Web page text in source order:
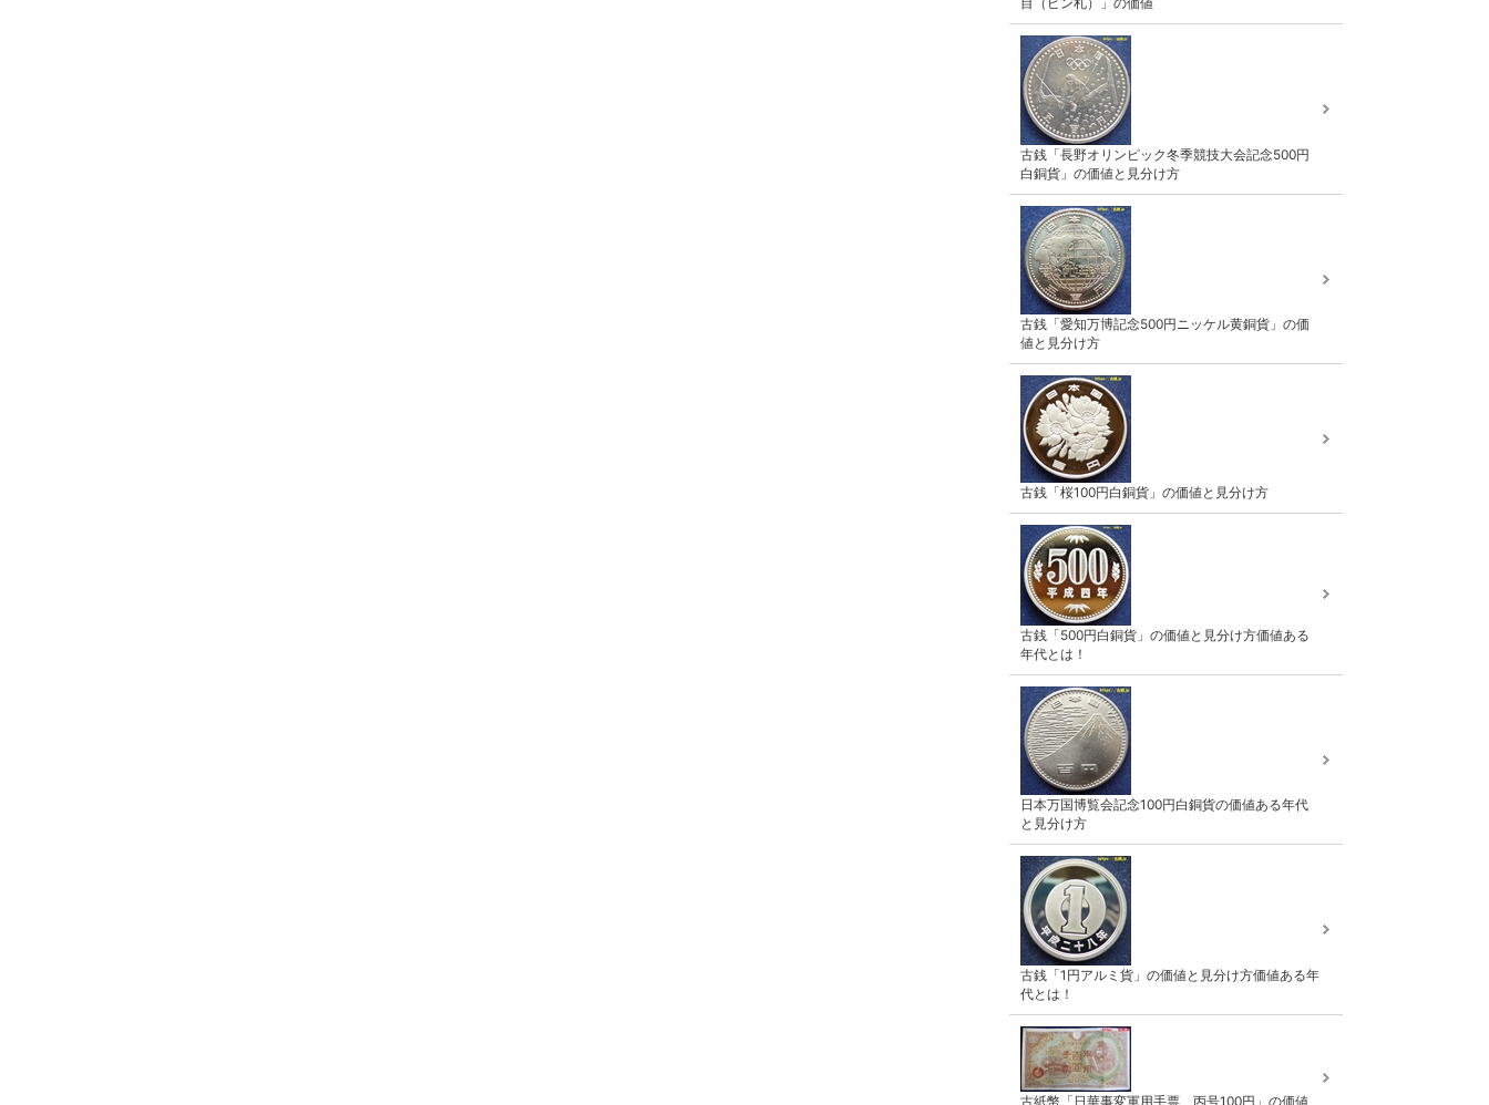
古銭「長野オリンピック冬季競技大会記念500円
白銅貨」の価値と見分け方
古銭「愛知万博記念500円ニッケル黄銅貨」の価
値と見分け方
古銭「桜100円白銅貨」の価値と見分け方
古銭「500円白銅貨」の価値と見分け方価値ある
年代とは！
日本万国博覧会記念100円白銅貨の価値ある年代
と見分け方
古銭「1円アルミ貨」の価値と見分け方価値ある年
代とは！
古紙幣「日華事変軍用手票 丙号100円」の価値